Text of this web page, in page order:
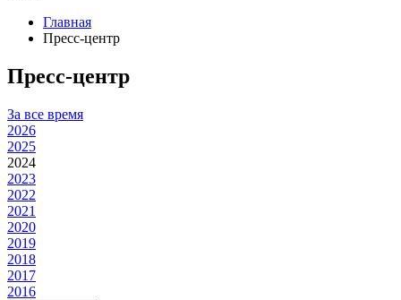
Главная
Пресс-центр
Пресс-центр
За все время
2026
2025
2024
2023
2022
2021
2020
2019
2018
2017
2016